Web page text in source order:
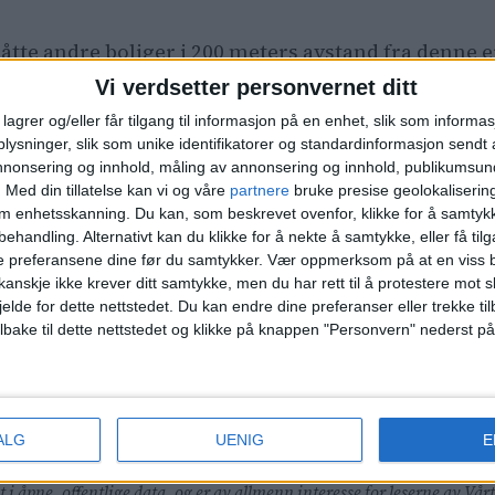
Vi verdsetter personvernet ditt
og/eller får tilgang til informasjon på en enhet, slik som
slik som unike identifikatorer og standardinformasjon sendt
og innhold, måling av annonsering og innhold,
Med din tillatelse kan vi og våre partnere bruke presise
enhetsskanning. Du kan, som beskrevet ovenfor, klikke for å
Alternativt kan du klikke for å nekte å samtykke, eller få
preferansene dine før du samtykker. Vær oppmerksom på at en viss
ikke krever ditt samtykke, men du har rett til å protestere mot
for dette nettstedet. Du kan endre dine preferanser eller trekke
til dette nettstedet og klikke på knappen "Personvern" nederst på
UENIG
andre boliger i 200 meters avstand fra denne
kroner.
i nærområdet?Du finner alle de siste salgene i
2. Selvbyggerveien 28, 12.800.000 kroner 3.
kroner 5. Selvbyggerveien 95, 12.000.000
2. Linderudsletta 1, 3.000.000 kroner 3.
5. Kristine Bonnevies vei 26, 3.450.000 kroner